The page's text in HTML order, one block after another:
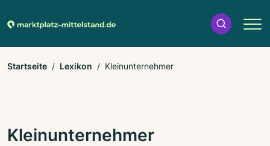
Startseite Lexikon Kleinunternehmer
Kleinunternehmer